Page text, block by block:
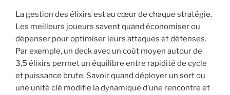
La gestion des élixirs est au cœur de chaque stratégie.
Les meilleurs joueurs savent quand économiser ou
dépenser pour optimiser leurs attaques et défenses.
Par exemple, un deck avec un coût moyen autour de
3,5 élixirs permet un équilibre entre rapidité de cycle
et puissance brute. Savoir quand déployer un sort ou
une unité clé modifie la dynamique d’une rencontre et